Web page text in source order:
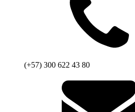
(+57) 300 622 43 80